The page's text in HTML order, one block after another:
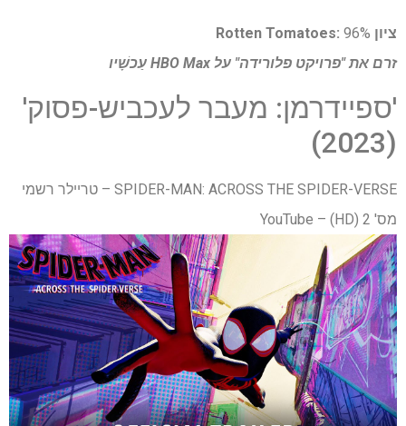
ציון Rotten Tomatoes: 96%
זרם את "פרויקט פלורידה" על HBO Max עַכשָׁיו
'ספיידרמן: מעבר לעכביש-פסוק'
(2023)
SPIDER-MAN: ACROSS THE SPIDER-VERSE – טריילר רשמי
מס' 2 (HD) – YouTube